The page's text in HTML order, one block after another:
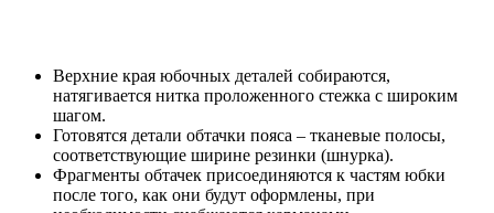
Верхние края юбочных деталей собираются,
натягивается нитка проложенного стежка с широким
шагом.
Готовятся детали обтачки пояса – тканевые полосы,
соответствующие ширине резинки (шнурка).
Фрагменты обтачек присоединяются к частям юбки
после того, как они будут оформлены, при